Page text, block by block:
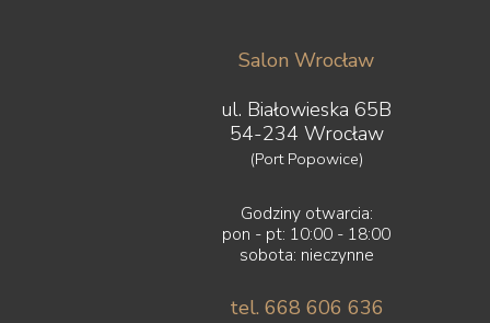
Salon Wrocław
ul. Białowieska 65B
54-234 Wrocław
(Port Popowice)
Godziny otwarcia:
pon - pt: 10:00 - 18:00
sobota: nieczynne
tel. 668 606 636